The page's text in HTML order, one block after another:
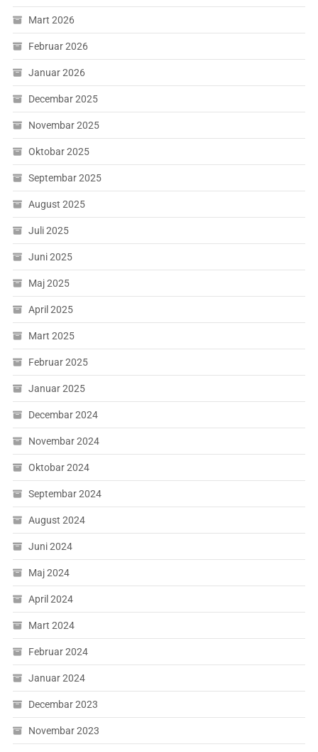
Mart 2026
Februar 2026
Januar 2026
Decembar 2025
Novembar 2025
Oktobar 2025
Septembar 2025
August 2025
Juli 2025
Juni 2025
Maj 2025
April 2025
Mart 2025
Februar 2025
Januar 2025
Decembar 2024
Novembar 2024
Oktobar 2024
Septembar 2024
August 2024
Juni 2024
Maj 2024
April 2024
Mart 2024
Februar 2024
Januar 2024
Decembar 2023
Novembar 2023